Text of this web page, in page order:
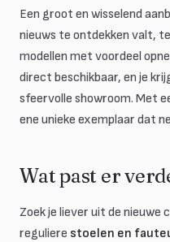
Een groot en wisselend
nieuws te ontdekken valt,
modellen met voordeel
direct beschikbaar, en je
sfeervolle showroom. Met
ene unieke exemplaar dat
Wat past er
Zoek je liever uit de nieuwe
reguliere stoelen en